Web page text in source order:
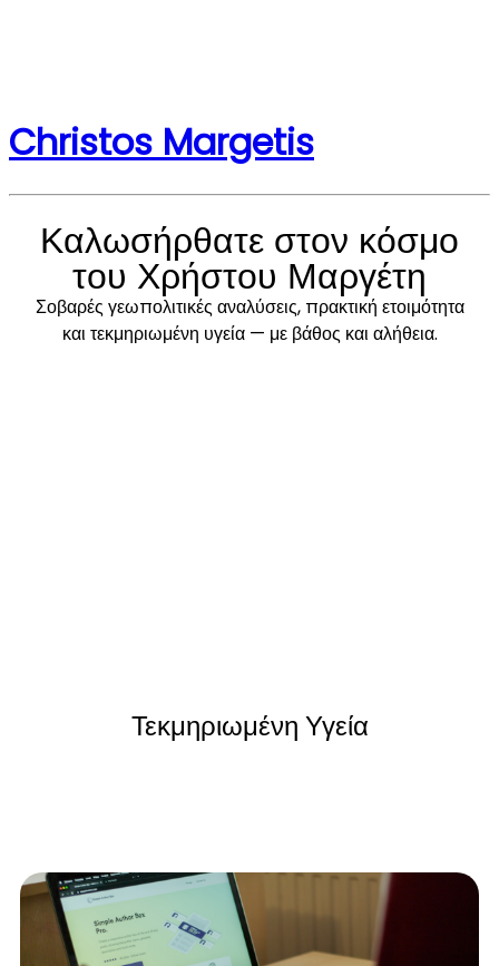
Christos Margetis
Καλωσήρθατε στον κόσμο
του Χρήστου Μαργέτη
Σοβαρές γεωπολιτικές αναλύσεις, πρακτική ετοιμότητα
και τεκμηριωμένη υγεία — με βάθος και αλήθεια.
Τεκμηριωμένη Υγεία